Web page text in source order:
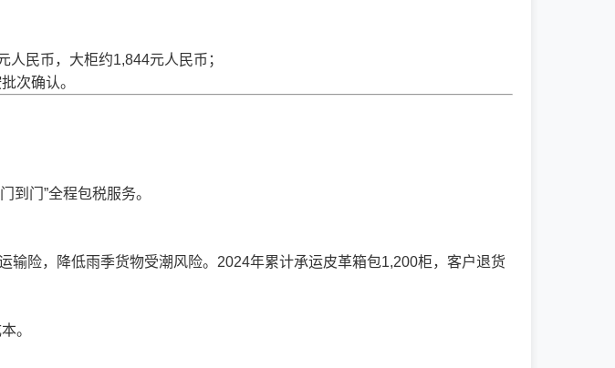
民币，大柜约1,844元人民币；
次确认。
到门”全程包税服务。
输险，降低雨季货物受潮风险。2024年累计承运皮革箱包1,200柜，客户退货
。